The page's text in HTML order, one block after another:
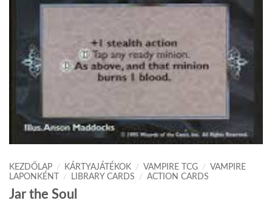
KEZDŐLAP / KÁRTYAJÁTÉKOK / VAMPIRE TCG / VAMPIRE
LAPONKÉNT
/ LIBRARY CARDS / ACTION CARDS
Jar the Soul